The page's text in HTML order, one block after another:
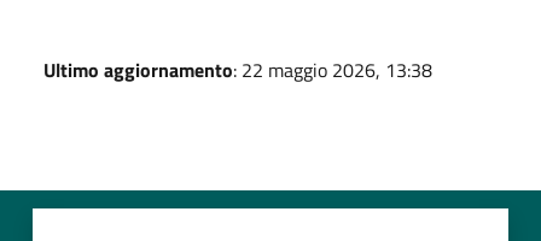
Ultimo aggiornamento: 22 maggio 2026, 13:38